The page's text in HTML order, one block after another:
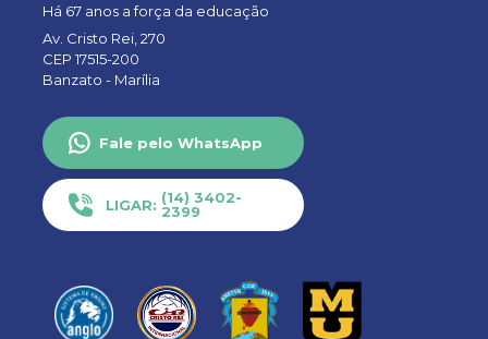
Há 67 anos a força da educação
Av. Cristo Rei, 270
CEP 17515-200
Banzato - Marília
Fale pelo WhatsApp
LIGAR: (14) 3402-
2399